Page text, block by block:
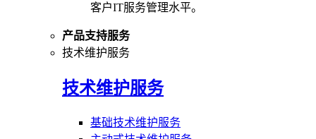
客户IT服务管理水平。
产品支持服务
技术维护服务
技术维护服务
基础技术维护服务